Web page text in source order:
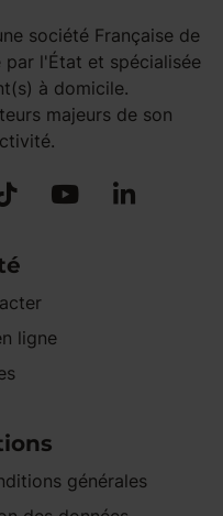
société Française de
par l'État et spécialisée
à domicile.
majeurs de son
ligne
générales